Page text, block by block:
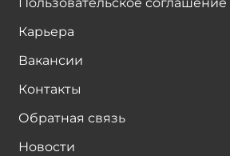
Карьера
Вакансии
Контакты
Обратная связь
Новости